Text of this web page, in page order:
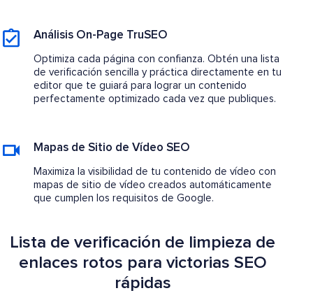
Análisis On-Page TruSEO
Optimiza cada página con confianza. Obtén una lista
de verificación sencilla y práctica directamente en tu
editor que te guiará para lograr un contenido
perfectamente optimizado cada vez que publiques.
Mapas de Sitio de Vídeo SEO
Maximiza la visibilidad de tu contenido de vídeo con
mapas de sitio de vídeo creados automáticamente
que cumplen los requisitos de Google.
Lista de verificación de limpieza de
enlaces rotos para victorias SEO
rápidas